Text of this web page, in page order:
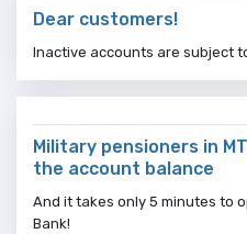
Dear customers!
Inactive accounts are subject
Military pensioners in
the account balance
And it takes only 5 minutes to
Bank!